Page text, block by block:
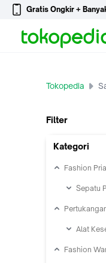
Gratis Ongkir +
Tokopedia
Filter
Kategori
Fashion Pria
Sepatu
Alat
Fashion